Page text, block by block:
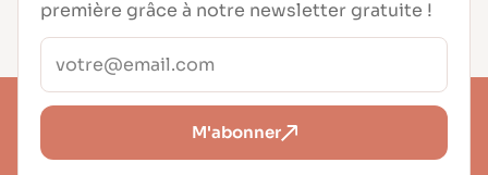
première grâce à notre newsletter gratuite !
M'abonner